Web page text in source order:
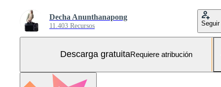
Decha Anunthanapong
11.403 Recursos Seguir
Descarga gratuitaRequiere atribución